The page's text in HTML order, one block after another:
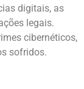
digitais, as
legais.
cibernéticos,
sofridos.